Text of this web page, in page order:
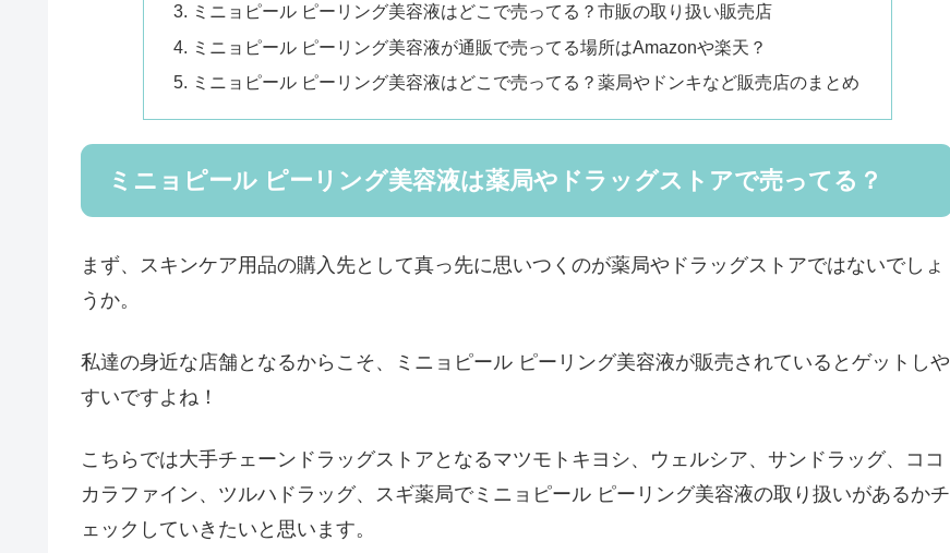
ミニョピール ピーリング美容液はどこで売ってる？市販の取り扱い販売店
ミニョピール ピーリング美容液が通販で売ってる場所はAmazonや楽天？
ミニョピール ピーリング美容液はどこで売ってる？薬局やドンキなど販売店のまとめ
ミニョピール ピーリング美容液は薬局やドラッグストアで売ってる？
まず、スキンケア用品の購入先として真っ先に思いつくのが薬局やドラッグストアではないでしょ
うか。
私達の身近な店舗となるからこそ、ミニョピール ピーリング美容液が販売されているとゲットしや
すいですよね！
こちらでは大手チェーンドラッグストアとなるマツモトキヨシ、ウェルシア、サンドラッグ、ココ
カラファイン、ツルハドラッグ、スギ薬局でミニョピール ピーリング美容液の取り扱いがあるかチ
ェックしていきたいと思います。